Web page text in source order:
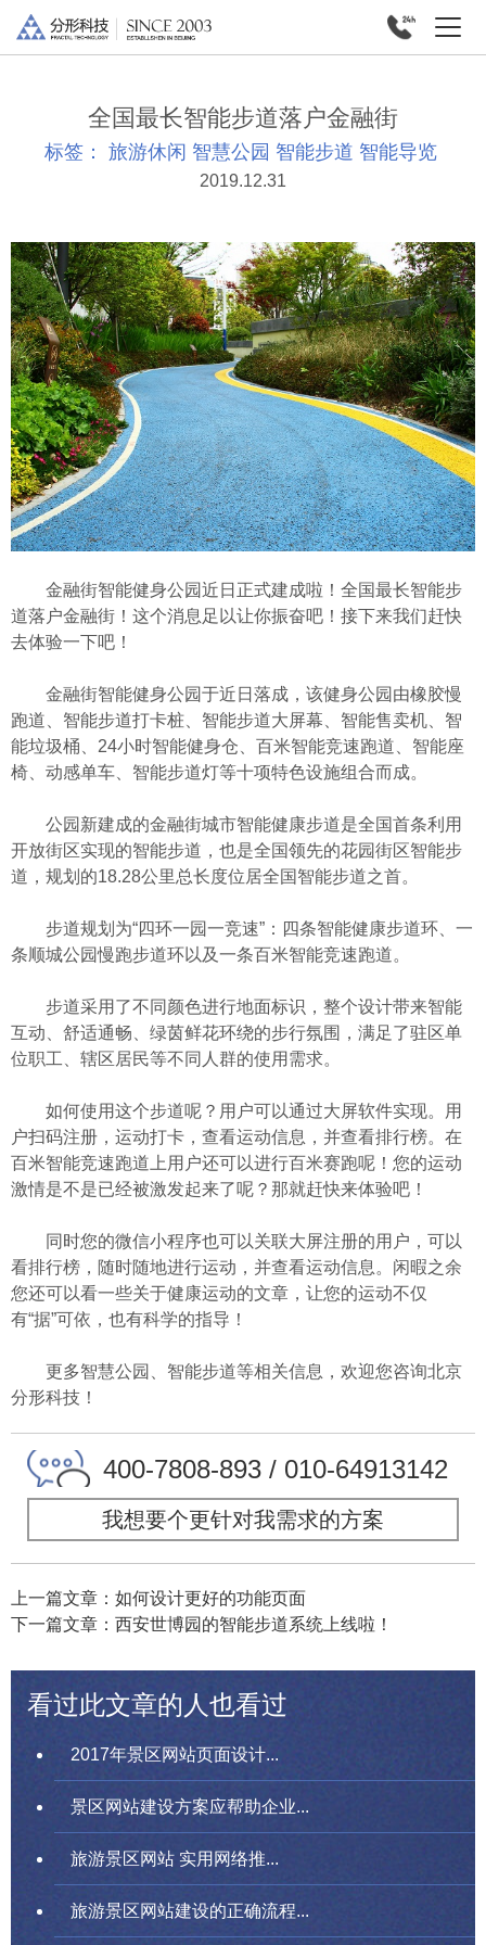
全国最长智能步道落户金融街
标签： 旅游休闲 智慧公园 智能步道 智能导览
2019.12.31
金融街智能健身公园近日正式建成啦！全国最长智能步
道落户金融街！这个消息足以让你振奋吧！接下来我们赶快
去体验一下吧！
金融街智能健身公园于近日落成，该健身公园由橡胶慢
跑道、智能步道打卡桩、智能步道大屏幕、智能售卖机、智
能垃圾桶、24小时智能健身仓、百米智能竞速跑道、智能座
椅、动感单车、智能步道灯等十项特色设施组合而成。
公园新建成的金融街城市智能健康步道是全国首条利用
开放街区实现的智能步道，也是全国领先的花园街区智能步
道，规划的18.28公里总长度位居全国智能步道之首。
步道规划为“四环一园一竞速”：四条智能健康步道环、一
条顺城公园慢跑步道环以及一条百米智能竞速跑道。
步道采用了不同颜色进行地面标识，整个设计带来智能
互动、舒适通畅、绿茵鲜花环绕的步行氛围，满足了驻区单
位职工、辖区居民等不同人群的使用需求。
如何使用这个步道呢？用户可以通过大屏软件实现。用
户扫码注册，运动打卡，查看运动信息，并查看排行榜。在
百米智能竞速跑道上用户还可以进行百米赛跑呢！您的运动
激情是不是已经被激发起来了呢？那就赶快来体验吧！
同时您的微信小程序也可以关联大屏注册的用户，可以
看排行榜，随时随地进行运动，并查看运动信息。闲暇之余
您还可以看一些关于健康运动的文章，让您的运动不仅
有“据”可依，也有科学的指导！
更多智慧公园、智能步道等相关信息，欢迎您咨询北京
分形科技 ！
400-7808-893 / 010-64913142
我想要个更针对我需求的方案
上一篇文章：如何设计更好的功能页面
下一篇文章：西安世博园的智能步道系统上线啦！
看过此文章的人也看过
2017年景区网站页面设计...
景区网站建设方案应帮助企业...
旅游景区网站 实用网络推...
旅游景区网站建设的正确流程...